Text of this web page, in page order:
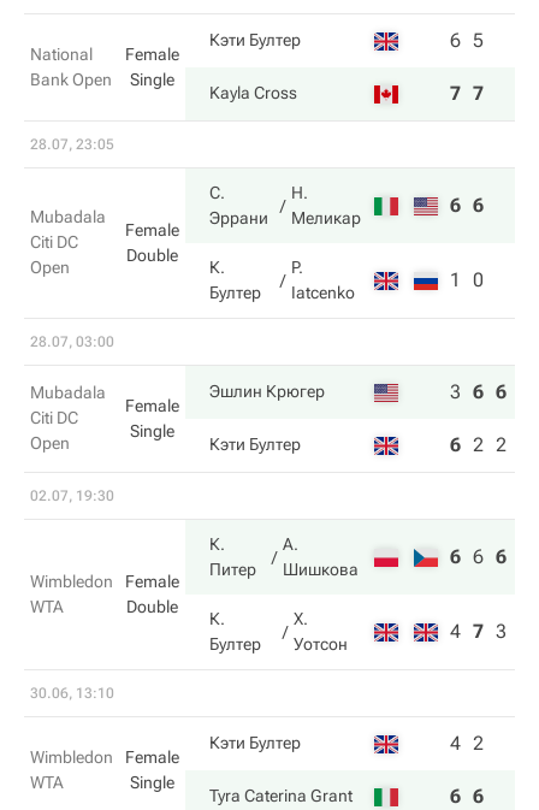
National
Bank Open
Female
Single
Кэти Бултер 6 5
Kayla Cross 7 7
28.07, 23:05
Mubadala
Citi DC
Open
Female
Double
С.
Эррани
Н.
Меликар
6 6
К.
Бултер
P.
Iatcenko
1 0
28.07, 03:00
Mubadala
Citi DC
Open
Female
Single
Эшлин Крюгер 3 6 6
Кэти Бултер 6 2 2
02.07, 19:30
Wimbledon
WTA
Female
Double
К.
Питер
А.
Шишкова
6 6 6
К.
Бултер
Х.
Уотсон
4 7 3
30.06, 13:10
Wimbledon
WTA
Female
Single
Кэти Бултер 4 2
Tyra Caterina Grant 6 6